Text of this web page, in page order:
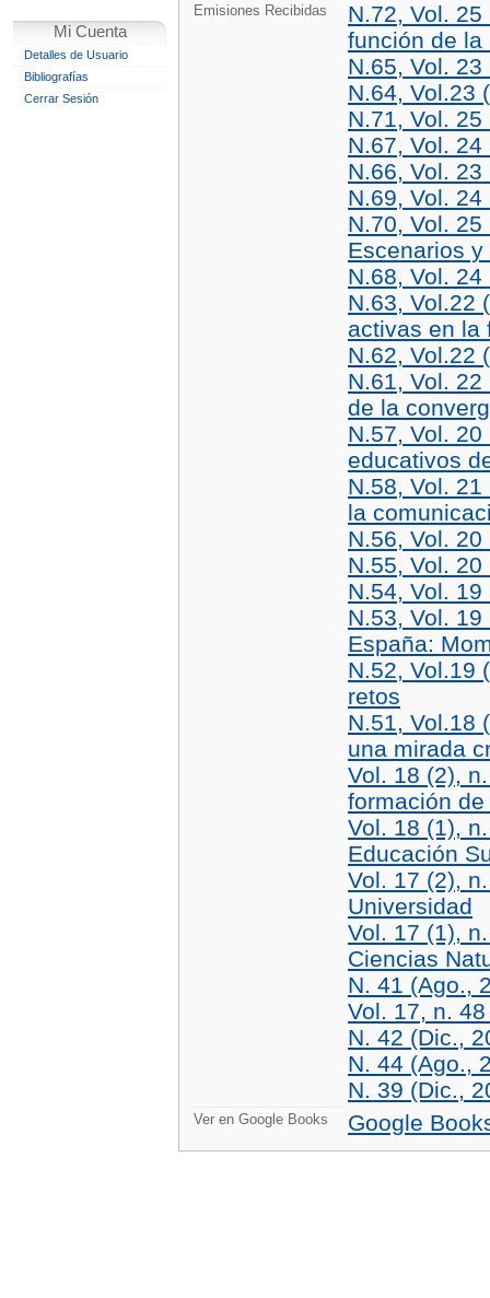
Mi Cuenta
Detalles de Usuario
Bibliografías
Cerrar Sesión
Emisiones Recibidas
N.72, Vol.
función de la
N.65, Vol.
N.64, Vol.23
N.71, Vol.
N.67, Vol.
N.66, Vol.
N.69, Vol.
N.70, Vol.
Escenarios
N.68, Vol.
N.63, Vol.22
activas en la
N.62, Vol.22
N.61, Vol.
de la
N.57, Vol.
educativos
N.58, Vol.
la
N.56, Vol.
N.55, Vol.
N.54, Vol.
N.53, Vol.
España:
N.52, Vol.19
retos
N.51, Vol.18
una mirada
Vol. 18 (2),
formación
Vol. 18 (1),
Educación
Vol. 17 (2),
Universidad
Vol. 17 (1),
Ciencias
N. 41 (Ago.,
Vol. 17, n.
N. 42 (Dic.,
N. 44 (Ago.,
N. 39 (Dic.,
Ver en Google Books Google